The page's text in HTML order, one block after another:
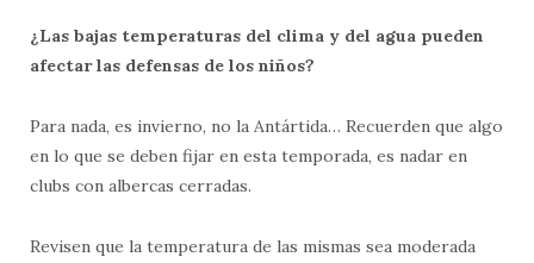
¿Las bajas temperaturas del clima y del agua pueden
afectar las defensas de los niños?
Para nada, es invierno, no la Antártida… Recuerden que algo
en lo que se deben fijar en esta temporada, es nadar en
clubs con albercas cerradas.
Revisen que la temperatura de las mismas sea moderada